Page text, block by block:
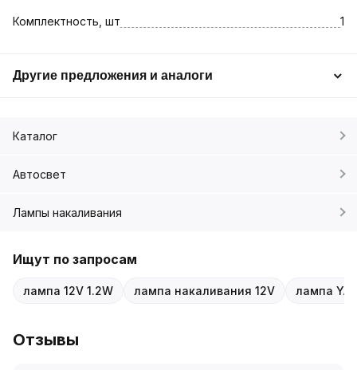
Комплектность, шт 1
Другие предложения и аналоги
Каталог
Автосвет
Лампы накаливания
Ищут по запросам
лампа 12V 1.2W лампа накаливания 12V лампа
Отзывы